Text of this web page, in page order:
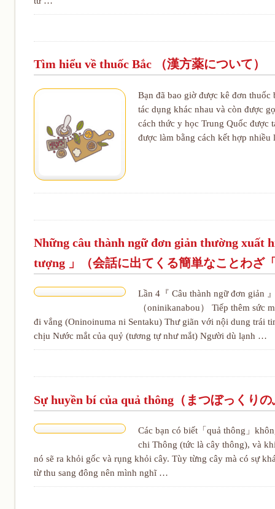
Tìm hiểu về thuốc Bắc （漢方薬について）
Bạn đã bao giờ được kê đơn
tác dụng khác nhau và còn được
cách thức y học Trung Quốc được
được làm bằng cách kết hợp
Những câu thành ngữ đơn giản thường xuất
tượng 」（会話に出てくる簡単なことわざ
Lần 4『 Câu thành ngữ đơn giản
（oninikanabou） Tiếp thêm sức
đi vắng (Oninoinuma ni Sentaku) Thư giãn với nội dung trái
chịu Nước mắt của quỷ (tương tự như mắt) Người dù lạnh …
Sự huyền bí của quả thông（まつぼっくり
Các bạn có biết「quả thông」
chi Thông (tức là cây thông), và
nó sẽ ra khỏi gốc và rụng khỏi cây. Tùy từng cây mà có sự
từ thu sang đông nên mình nghĩ …